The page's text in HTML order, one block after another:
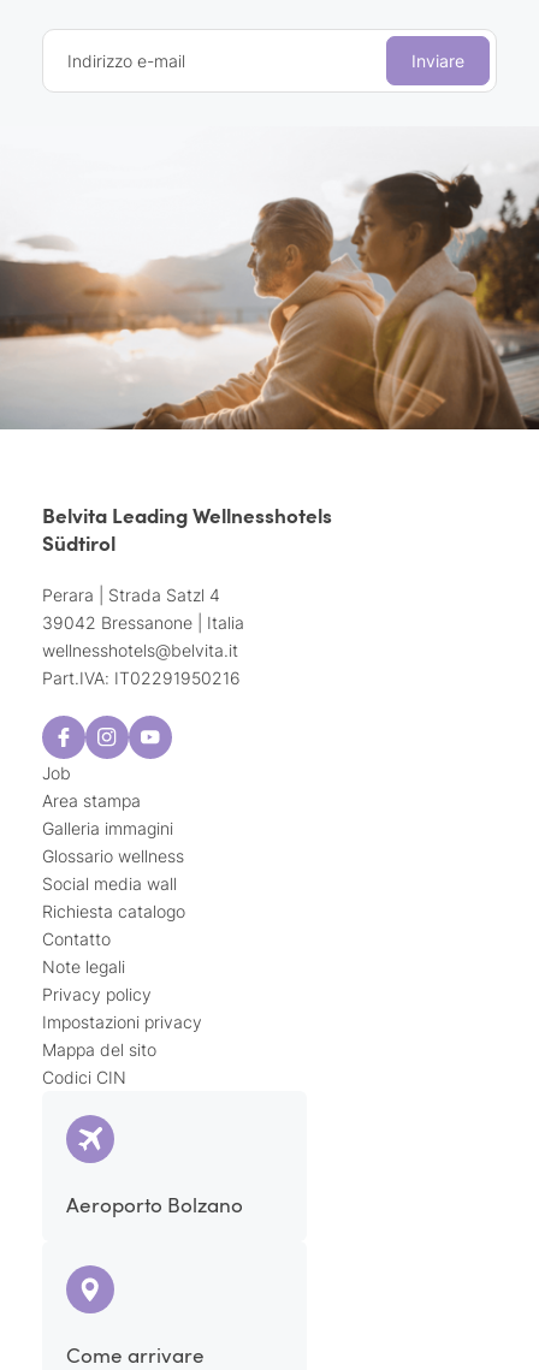
Indirizzo e-mail Inviare
Belvita Leading Wellnesshotels
Südtirol
Perara | Strada Satzl 4
39042 Bressanone | Italia
wellnesshotels@belvita.it
Part.IVA: IT02291950216
Job
Area stampa
Galleria immagini
Glossario wellness
Social media wall
Richiesta catalogo
Contatto
Note legali
Privacy policy
Impostazioni privacy
Mappa del sito
Codici CIN
Aeroporto Bolzano
Come arrivare